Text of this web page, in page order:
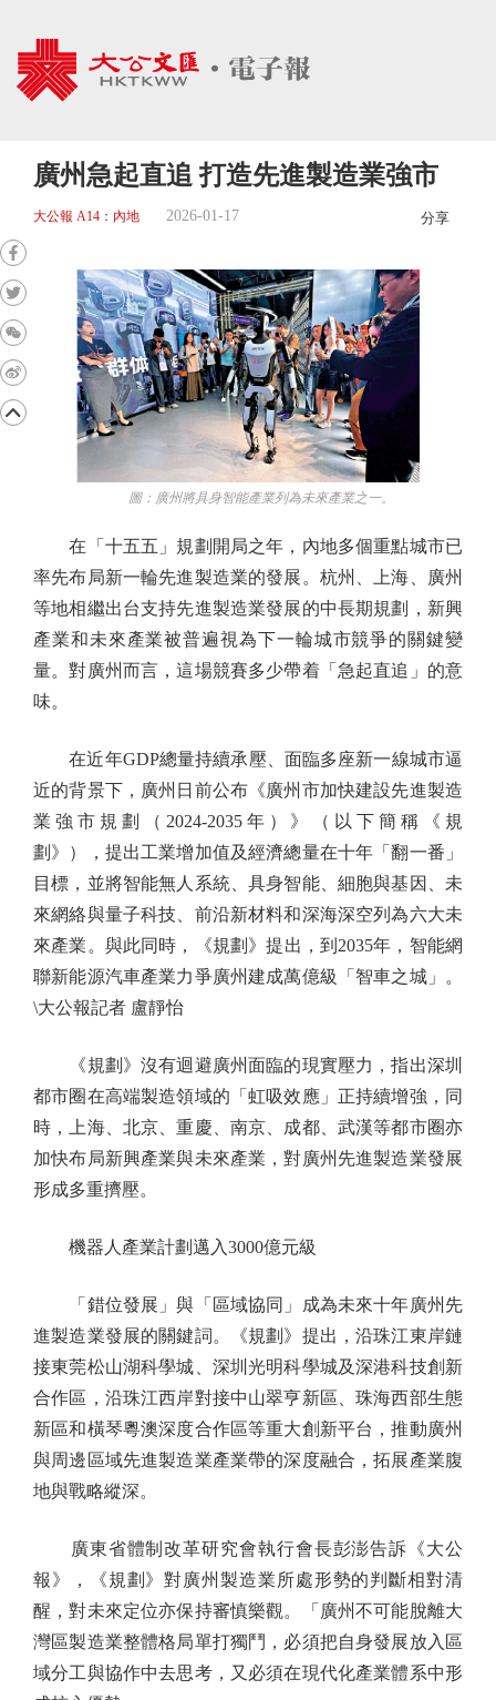
廣州急起直追 打造先進製造業強市
大公報 A14：內地 2026-01-17 分享
圖：廣州將具身智能產業列為未來產業之一。
在「十五五」規劃開局之年，內地多個重點城市已
率先布局新一輪先進製造業的發展。杭州、上海、廣州
等地相繼出台支持先進製造業發展的中長期規劃，新興
產業和未來產業被普遍視為下一輪城市競爭的關鍵變
量。對廣州而言，這場競賽多少帶着「急起直追」的意
味。
在近年GDP總量持續承壓、面臨多座新一線城市逼
近的背景下，廣州日前公布《廣州市加快建設先進製造
業強市規劃（2024-2035年）》（以下簡稱《規
劃》），提出工業增加值及經濟總量在十年「翻一番」
目標，並將智能無人系統、具身智能、細胞與基因、未
來網絡與量子科技、前沿新材料和深海深空列為六大未
來產業。與此同時，《規劃》提出，到2035年，智能網
聯新能源汽車產業力爭廣州建成萬億級「智車之城」。
\大公報記者 盧靜怡
《規劃》沒有迴避廣州面臨的現實壓力，指出深圳
都市圈在高端製造領域的「虹吸效應」正持續增強，同
時，上海、北京、重慶、南京、成都、武漢等都市圈亦
加快布局新興產業與未來產業，對廣州先進製造業發展
形成多重擠壓。
機器人產業計劃邁入3000億元級
「錯位發展」與「區域協同」成為未來十年廣州先
進製造業發展的關鍵詞。《規劃》提出，沿珠江東岸鏈
接東莞松山湖科學城、深圳光明科學城及深港科技創新
合作區，沿珠江西岸對接中山翠亨新區、珠海西部生態
新區和橫琴粵澳深度合作區等重大創新平台，推動廣州
與周邊區域先進製造業產業帶的深度融合，拓展產業腹
地與戰略縱深。
廣東省體制改革研究會執行會長彭澎告訴《大公
報》，《規劃》對廣州製造業所處形勢的判斷相對清
醒，對未來定位亦保持審慎樂觀。「廣州不可能脫離大
灣區製造業整體格局單打獨鬥，必須把自身發展放入區
域分工與協作中去思考，又必須在現代化產業體系中形